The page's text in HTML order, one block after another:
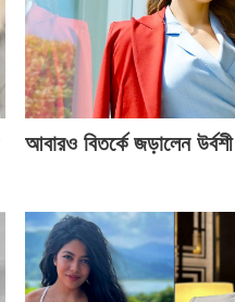
আবারও বিতর্কে জড়ালেন উর্বশী